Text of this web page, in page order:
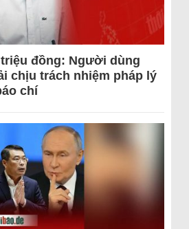
đồng: Người dùng
chịu trách nhiệm pháp lý
chí